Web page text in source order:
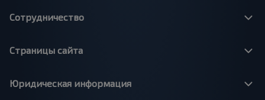
Сотрудничество
Страницы сайта
Юридическая информация